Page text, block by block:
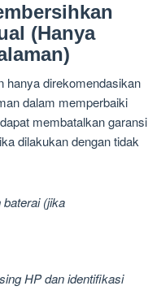
(Hanya
hanya direkomendasikan
dalam memperbaiki
membatalkan garansi
dilakukan dengan tidak
(jika
HP dan identifikasi